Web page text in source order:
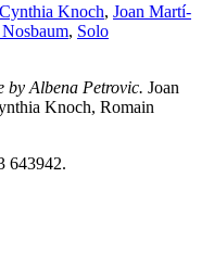
Cynthia Knoch, Joan Martí-
, Solo
by Albena Petrovic. Joan
Knoch, Romain
643942.